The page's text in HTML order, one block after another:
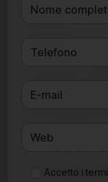
Prezzi
Ti
Scegli
del
Siamo nella
Accetto i